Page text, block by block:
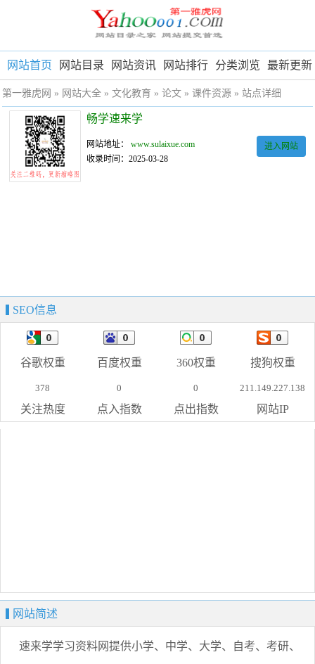
网站首页 网站目录 网站资讯 网站排行 分类浏览 最新更新
第一雅虎网 » 网站大全 » 文化教育 » 论文 » 课件资源 » 站点详细
畅学速来学
网站地址：www.sulaixue.com
收录时间：2025-03-28
进入网站
SEO信息
谷歌权重 百度权重 360权重 搜狗权重
378
关注热度
0
点入指数
0
点出指数
211.149.227.138
网站IP
网站简述
速来学学习资料网提供小学、中学、大学、自考、考研、